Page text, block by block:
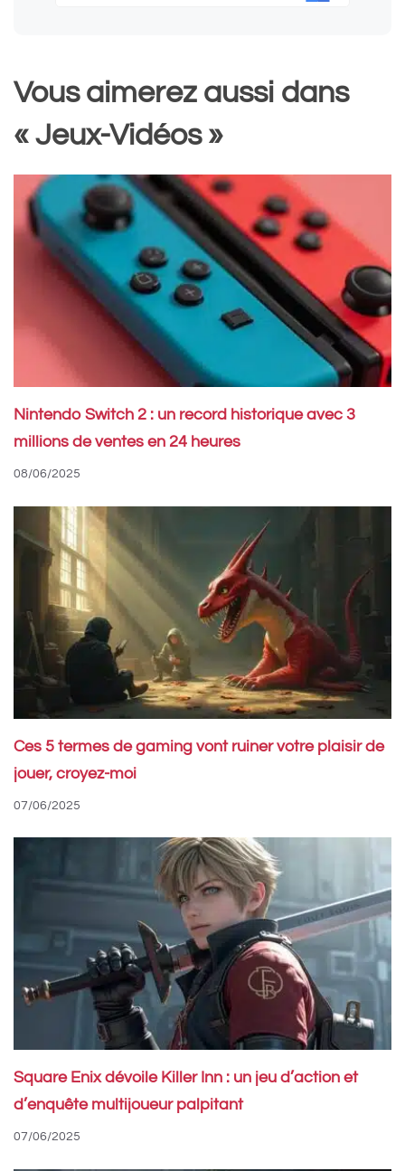
Vous aimerez aussi dans
« Jeux-Vidéos »
Nintendo Switch 2 : un record historique avec 3
millions de ventes en 24 heures
08/06/2025
Ces 5 termes de gaming vont ruiner votre plaisir de
jouer, croyez-moi
07/06/2025
Square Enix dévoile Killer Inn : un jeu d’action et
d’enquête multijoueur palpitant
07/06/2025